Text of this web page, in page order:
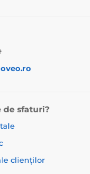
de sfaturi?
clienților